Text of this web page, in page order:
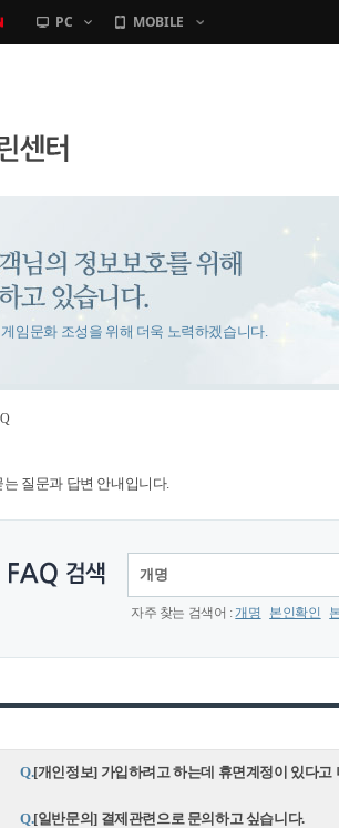
PC MOBILE
임문화 조성을 위해 더욱 노력하겠습니다.
는 질문과 답변 안내입니다.
자주 찾는 검색어 :개명 본인확인
Q.[개인정보] 가입하려고 하는데 휴면계정이 있다고
Q.[일반문의] 결제관련으로 문의하고 싶습니다.